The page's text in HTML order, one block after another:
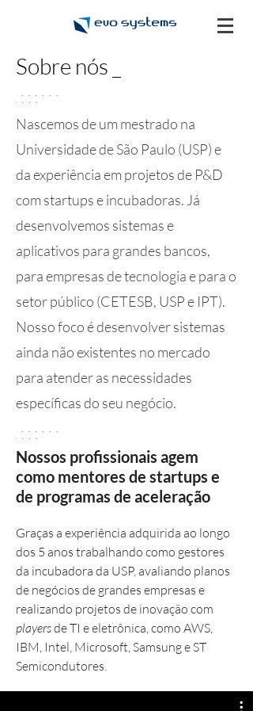
Sobre nós _
Nascemos de um mestrado na
Universidade de São Paulo (USP) e
da experiência em projetos de P&D
com startups e incubadoras. Já
desenvolvemos sistemas e
aplicativos para grandes bancos,
para empresas de tecnologia e para o
setor público (CETESB, USP e IPT).
Nosso foco é desenvolver sistemas
ainda não existentes no mercado
para atender as necessidades
específicas do seu negócio.
Nossos profissionais agem
como mentores de startups e
de programas de aceleração
Graças a experiência adquirida ao longo
dos 5 anos trabalhando como gestores
da incubadora da USP, avaliando planos
de negócios de grandes empresas e
realizando projetos de inovação com
playersde TI e eletrônica, como AWS,
IBM, Intel, Microsoft, Samsung e ST
Semicondutores.